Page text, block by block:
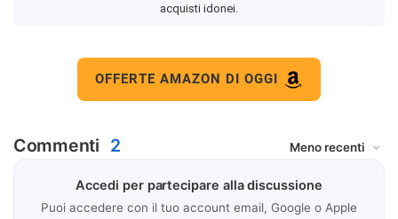
acquisti idonei.
OFFERTE AMAZON DI OGGI
Commenti 2
Accedi per partecipare alla discussione
Puoi accedere con il tuo account email, Google o Apple